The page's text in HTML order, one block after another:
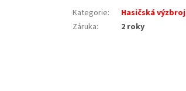
Kategorie:
Hasičská výzbroj
Záruka: 2 roky